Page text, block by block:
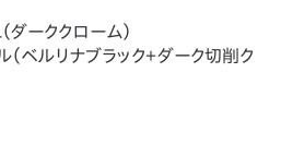
ダーククローム）
ベルリナブラック＋ダーク切削ク